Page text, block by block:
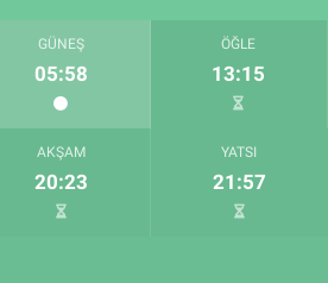
GÜNEŞ
05:58
ÖĞLE
13:15
AKŞAM
20:23
YATSI
21:57